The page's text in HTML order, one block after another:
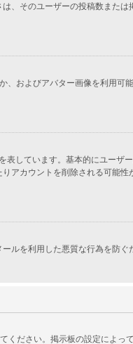
、そのユーザーの投稿数または
、およびアバター画像を利用可
表しています。基本的にユーザ
アカウントを削除される可能性
ルを利用した悪質な行為を防ぐ
ください。掲示板の設定によっ